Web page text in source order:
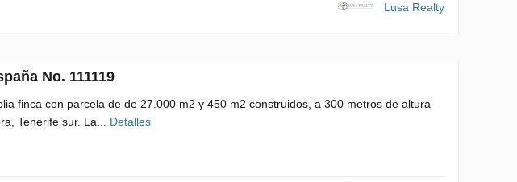
Lusa Realty
No. 111119
finca con parcela de de 27.000 m2 y 450 m2 construidos, a 300 metros de altura
Tenerife sur. La... Detalles